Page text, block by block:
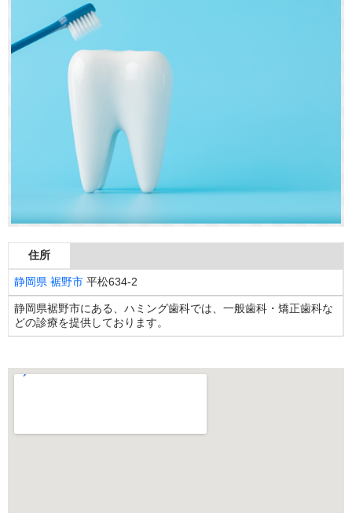
住所
静岡県 裾野市 平松634-2
静岡県裾野市にある、ハミング歯科では、一般歯科・矯正歯科な
どの診療を提供しております。